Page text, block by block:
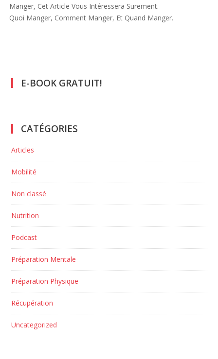
Manger, Cet Article Vous Intéressera Surement.
Quoi Manger, Comment Manger, Et Quand Manger.
E-BOOK GRATUIT!
CATÉGORIES
Articles
Mobilité
Non classé
Nutrition
Podcast
Préparation Mentale
Préparation Physique
Récupération
Uncategorized